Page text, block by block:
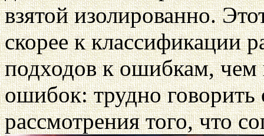
взятой изолированно.
скорее к классификации
подходов к ошибкам, чем
ошибок: трудно говорить
рассмотрения того, что